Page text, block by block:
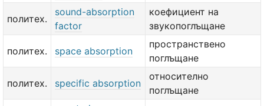
политех.
sound-absorption
factor
коефициент на
звукопоглъщане
политех. space absorption
пространствено
поглъщане
политех. specific absorption
относително
поглъщане